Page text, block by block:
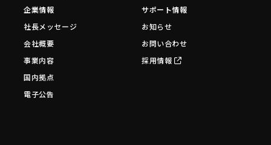
企業情報
社長メッセージ
会社概要
事業内容
国内拠点
電子公告
サポート情報
お知らせ
お問い合わせ
採用情報